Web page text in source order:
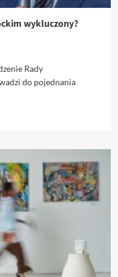
wykluczony?
Rady
do pojednania